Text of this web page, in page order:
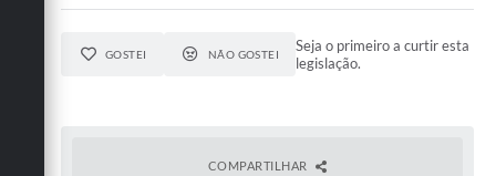
GOSTEI NÃO GOSTEI
Seja o primeiro a curtir esta
legislação.
COMPARTILHAR